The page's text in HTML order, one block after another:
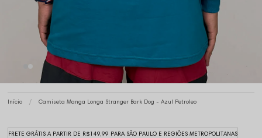
Início Camiseta Manga Longa Stranger Bark Dog - Azul Petroleo
FRETE GRÁTIS A PARTIR DE R$149,99 PARA SÃO PAULO E REGIÕES METROPOLITANAS